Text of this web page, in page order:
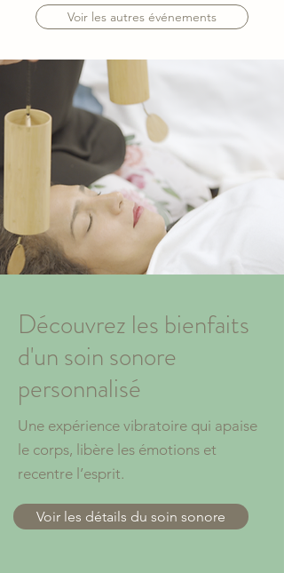
Voir les autres événements
Découvrez les bienfaits
d'un soin sonore
personnalisé
Une expérience vibratoire qui apaise
le corps, libère les émotions et
recentre l’esprit.
Voir les détails du soin sonore